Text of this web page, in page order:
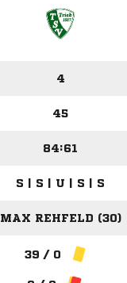
4
45
84:61
S | S | U | S | S
MAX REHFELD (30)
39 / 0